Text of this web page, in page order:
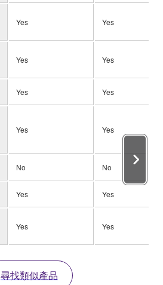
Yes Yes
Yes Yes
Yes Yes
Yes Yes
No No
Yes Yes
Yes Yes
尋找類似產品